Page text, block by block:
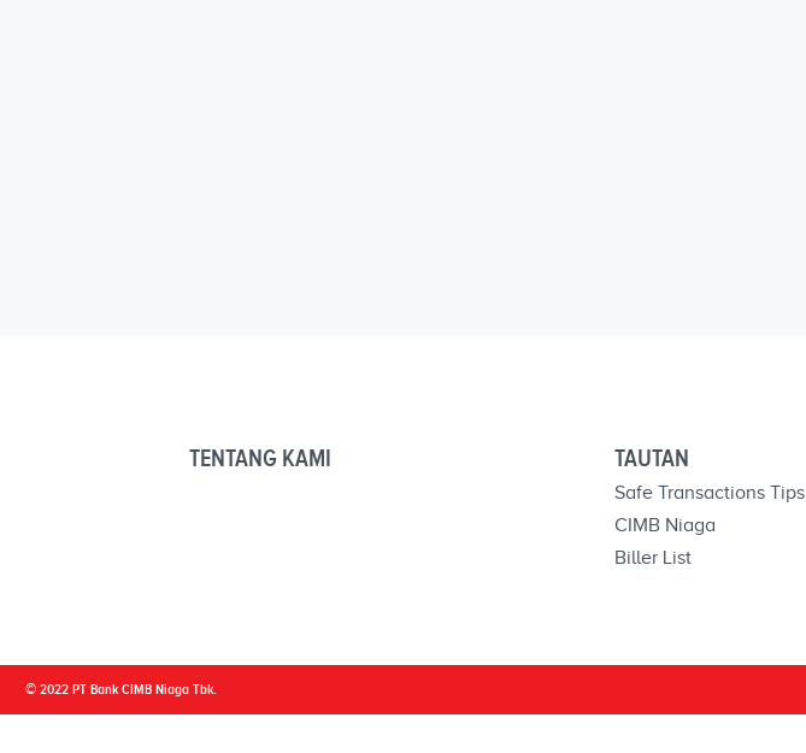
TENTANG KAMI TAUTAN
Safe Transactions Tips
CIMB Niaga
Biller List
© 2022 PT Bank CIMB Niaga Tbk.